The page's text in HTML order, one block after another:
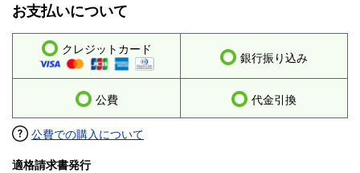
お支払いについて
クレジットカード
銀行振り込み
公費 代金引換
公費での購入について
適格請求書発行